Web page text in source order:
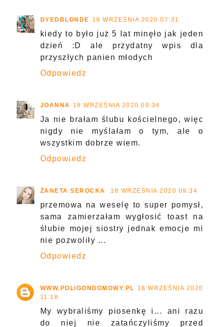
DYEDBLONDE 18 WRZEŚNIA 2020 07:31
kiedy to było już 5 lat minęło jak jeden
dzień :D ale przydatny wpis dla
przyszłych panien młodych
Odpowiedz
JOANNA 18 WRZEŚNIA 2020 09:34
Ja nie brałam ślubu kościelnego, więc
nigdy nie myślałam o tym, ale o
wszystkim dobrze wiem.
Odpowiedz
ŻANETA SEROCKA 18 WRZEŚNIA 2020 09:34
przemowa na weselę to super pomysł,
sama zamierzałam wygłosić toast na
ślubie mojej siostry jednak emocje mi
nie pozwoliły ...
Odpowiedz
WWW.POLIGONDOMOWY.PL
18 WRZEŚNIA 2020
11:18
My wybraliśmy piosenkę i... ani razu
do niej nie zatańczyliśmy przed